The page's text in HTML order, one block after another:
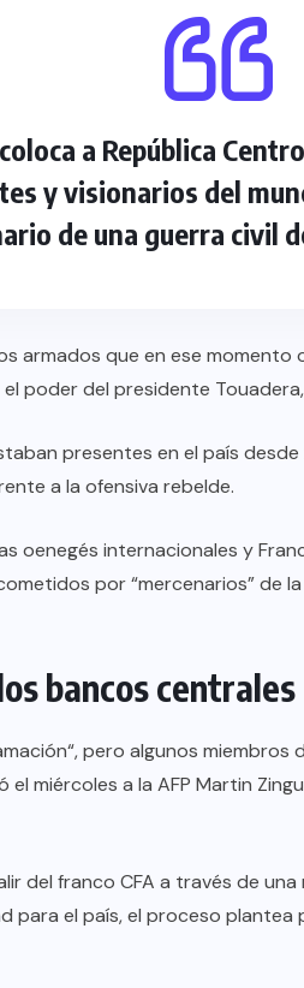
a República
y visionarios del
de una guerra civil
armados que en ese
poder del presidente
presentes en el país
a la ofensiva rebelde.
oenegés internacionales y
por “mercenarios” de
bancos centrales
pero algunos
miércoles a la AFP Martin
del franco CFA a través de
para el país, el proceso plantea